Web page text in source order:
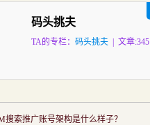
码头挑夫
TA的专栏： 码头挑夫 | 文章:345
搜索推广账号架构是什么样子？